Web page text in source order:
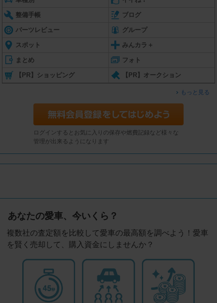
整備手帳 ブログ
パーツレビュー グループ
スポット みんカラ＋
まとめ フォト
【PR】ショッピング 【PR】オークション
もっと見る
ログインするとお気に入りの保存や燃費記録など様々な
管理が出来るようになります
あなたの愛車、今いくら？
複数社の査定額を比較して愛車の最高額を調べよう！愛車
を賢く売却して、購入資金にしませんか？